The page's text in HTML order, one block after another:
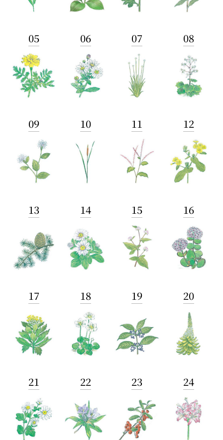
05 06 07 08
09 10 11 12
13 14 15 16
17 18 19 20
21 22 23 24